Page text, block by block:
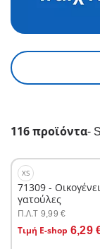
116 προϊόντα-
XS
71309 -
γατούλες
Π.Λ.T 9,99 €
Τιμή E-shop 6,29
Στο καλάθι